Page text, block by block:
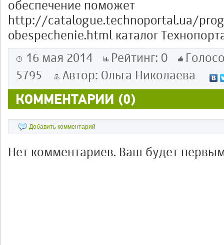
обеспечение поможет
http://catalogue.technoportal.ua/
obespechenie.html каталог
16 мая 2014
Рейтинг: 0
5795
Автор: Ольга Николаева
КОММЕНТАРИИ (0)
Добавить комментарий
Нет комментариев. Ваш будет